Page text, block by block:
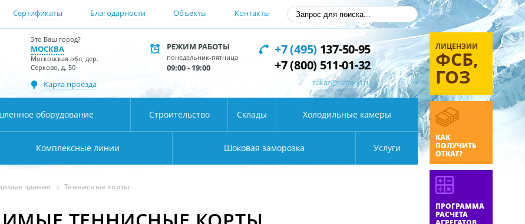
Сертификаты Благодарности Объекты Контакты
Это Ваш город?
МОСКВА
Московская обл, дер.
Серково, д. 50
Карта проезда
РЕЖИМ РАБОТЫ
понедельник-пятница
09:00 - 19:00
+7 (495) 137-50-95
+7 (800) 511-01-32
zakaz@rsholod.ru
оборудование Строительство Склады Холодильные камеры
Комплексные линии Шоковая заморозка Услуги
ЛИЦЕНЗИИ
ФСБ,
ГОЗ
КАК
ПОЛУЧИТЬ
ОТКАТ?
ПРОГРАММА
РАСЧЕТА
здания Теннисные корты